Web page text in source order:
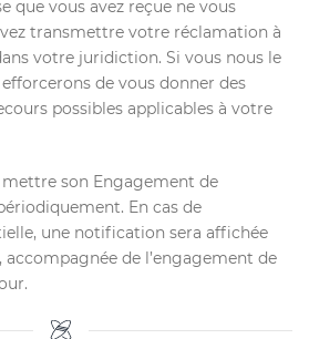
que vous avez reçue ne vous
transmettre votre réclamation à
votre juridiction. Si vous nous le
de vous donner des
possibles applicables à votre
mettre son Engagement de
En cas de
une notification sera affichée
de l’engagement de